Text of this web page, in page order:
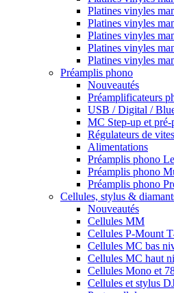
Platines vinyles
Platines vinyles
Platines vinyles
Platines vinyles
Platines vinyles
Préamplis phono
Nouveautés
Préamplificateurs
USB / Digital /
MC Step-up et pré-
Régulateurs de
Alimentations
Préamplis phono
Préamplis phono
Préamplis phono
Cellules, stylus &
Nouveautés
Cellules MM
Cellules P-Mount
Cellules MC bas
Cellules MC haut
Cellules Mono et
Cellules et stylus